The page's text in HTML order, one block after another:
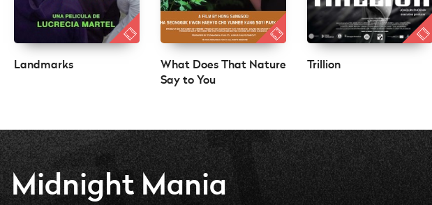
Landmarks
What Does That Nature
Say to You
Trillion
Midnight Mania